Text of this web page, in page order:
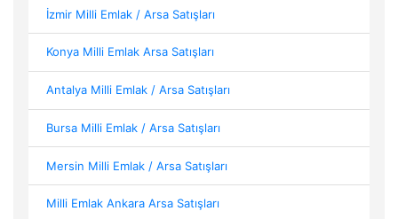
İzmir Milli Emlak / Arsa Satışları
Konya Milli Emlak Arsa Satışları
Antalya Milli Emlak / Arsa Satışları
Bursa Milli Emlak / Arsa Satışları
Mersin Milli Emlak / Arsa Satışları
Milli Emlak Ankara Arsa Satışları